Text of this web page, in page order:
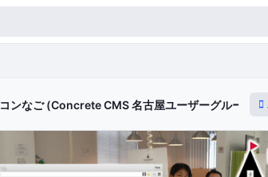
コンなご (Concrete CMS 名古屋ユーザーグループ)